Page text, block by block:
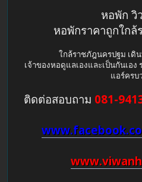
หอพัก วิ
หอพักราคาถูกใก
ใกล้ราชภัฎนครปฐม เดิ
เจ้าของหอดูแลเองและเป็นกันเอ
แอร์ครบ
ติดต่อสอบถาม 081-